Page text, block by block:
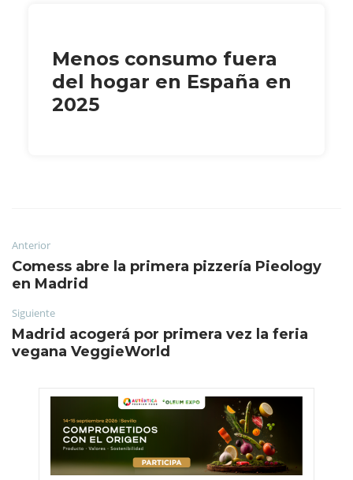
Menos consumo fuera
del hogar en España en
2025
Anterior
Comess abre la primera pizzería Pieology
en Madrid
Siguiente
Madrid acogerá por primera vez la feria
vegana VeggieWorld